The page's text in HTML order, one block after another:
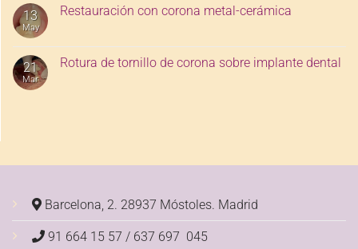
13
May
Restauración con corona metal-cerámica
21
Mar
Rotura de tornillo de corona sobre implante dental
Barcelona, 2. 28937 Móstoles. Madrid
91 664 15 57 / 637 697 045